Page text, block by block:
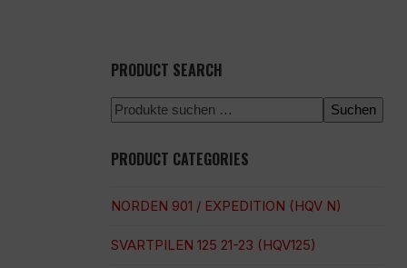
PRODUCT SEARCH
Suchen
PRODUCT CATEGORIES
NORDEN 901 / EXPEDITION (HQV N)
SVARTPILEN 125 21-23 (HQV125)